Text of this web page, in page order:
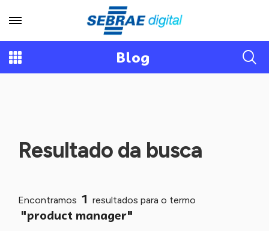
Blog
Resultado da busca
Encontramos 1 resultados para o termo
"product manager"